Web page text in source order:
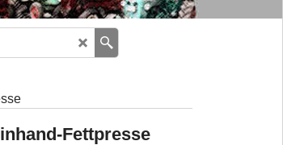
Fettpresse